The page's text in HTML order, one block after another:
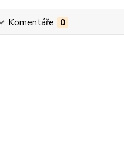
Komentáře 0